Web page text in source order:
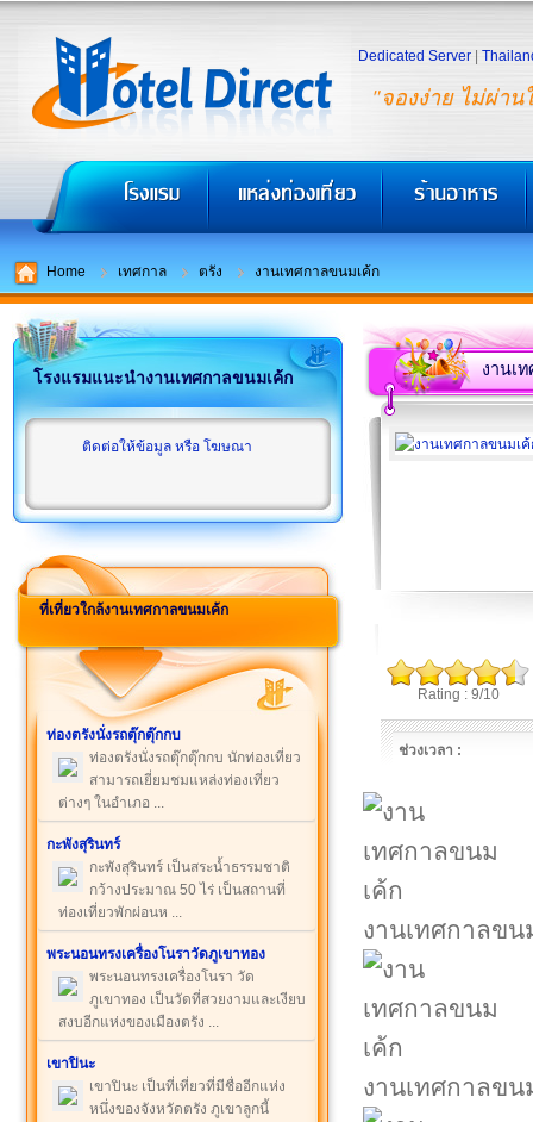
"จองง่าย ไม่ผ่าน
Dedicated Server
Home เทศกาล ตรัง งานเทศกาลขนมเค้ก
โรงแรมแนะนำงานเทศกาลขนมเค้ก
ติดต่อให้ข้อมูล หรือ โฆษณา
ที่เที่ยวใกล้งานเทศกาลขนมเค้ก
ท่องตรังนั่งรถตุ๊กตุ๊กกบ
ท่องตรังนั่งรถตุ๊กตุ๊กกบ นักท่องเที่ยว
สามารถเยี่ยมชมแหล่งท่องเที่ยว
ต่างๆ ในอำเภอ ...
กะพังสุรินทร์
กะพังสุรินทร์ เป็นสระน้ำธรรมชาติ
กว้างประมาณ 50 ไร่ เป็นสถานที่
ท่องเที่ยวพักผ่อนห ...
พระนอนทรงเครื่องโนราวัดภูเขาทอง
พระนอนทรงเครื่องโนรา วัด
ภูเขาทอง เป็นวัดที่สวยงามและเงียบ
สงบอีกแห่งของเมืองตรัง ...
เขาปินะ
เขาปินะ เป็นที่เที่ยวที่มีชื่ออีกแห่ง
หนึ่งของจังหวัดตรัง ภูเขาลูกนี้
งานเ
Rating : 9/10
ช่วงเวลา :
งานเทศกาลขน
งานเทศกาลขน